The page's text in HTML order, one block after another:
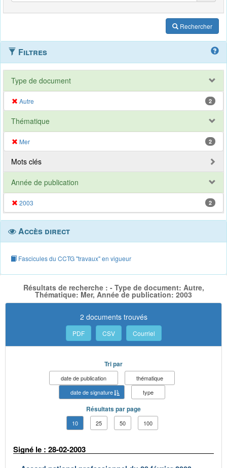
Rechercher
Filtres
Type de document
Autre 2
Thématique
Mer 2
Mots clés
Année de publication
2003 2
Accès direct
Fascicules du CCTG "travaux" en vigueur
Résultats de recherche : - Type de document: Autre,
Thématique: Mer, Année de publication: 2003
2 documents trouvés
PDF CSV Courriel
Tri par
date de publication
thématique
date de signature
type
Résultats par page
10 25 50 100
Signé le : 28-02-2003